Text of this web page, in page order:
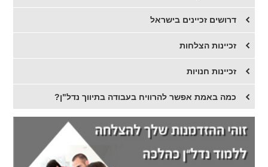
דרושים זכיינים בישראל
זכיינות הצלחות
זכיינות חנויות
כמה באמת אפשר להרוויח בעבודה בתיווך נדל"ן?